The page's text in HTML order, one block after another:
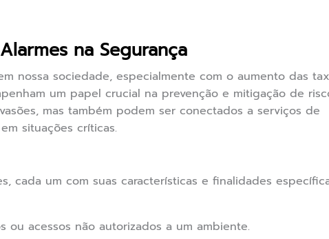
na Segurança
nossa sociedade, especialmente com o aumento das
um papel crucial na prevenção e mitigação de
mas também podem ser conectados a serviços de
situações críticas.
cada um com suas características e finalidades
ou acessos não autorizados a um ambiente.